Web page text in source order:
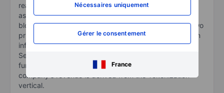
Nécessaires uniquement
Gérer le consentement
France
real-world assets specializing in tokenizing real-world
assets (RWAs) like funds, equities, and fixed income on
blockchain networks. The company operates across two
primary verticals: i) Tokenization: It consists of on-chain
infrastructure and tokenization & distribution, ii) Asset
Servicing: It covers post-issuance transfer agent and
fund management services. The majority of the
company's revenue is derived from the Tokenization
vertical.